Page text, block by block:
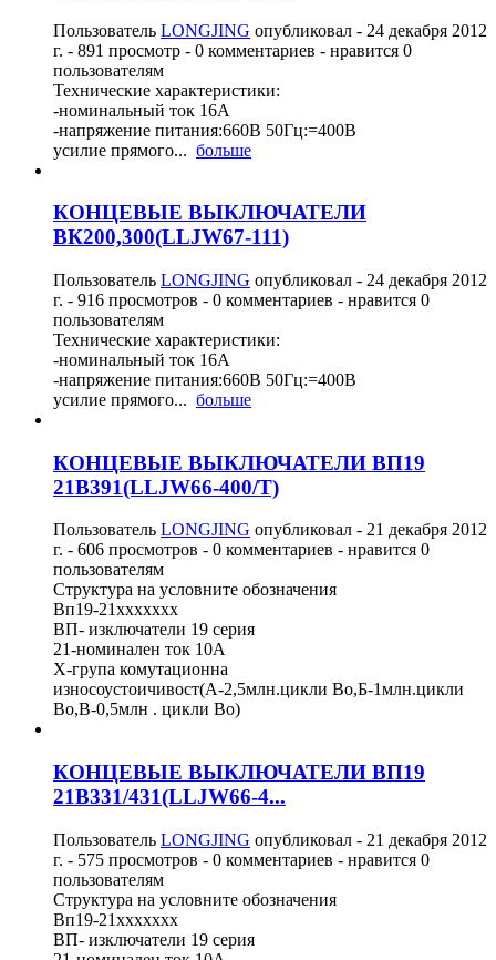
Пользователь LONGJING опубликовал - 24 декабря 2012
г. - 891 просмотр - 0 комментариев - нравится 0
пользователям
Технические характеристики:
-номинальный ток 16А
-напряжение питания:660В 50Гц:=400В
усилие прямого... больше
КОНЦЕВЫЕ ВЫКЛЮЧАТЕЛИ
ВК200,300(LLJW67-111)
Пользователь LONGJING опубликовал - 24 декабря 2012
г. - 916 просмотров - 0 комментариев - нравится 0
пользователям
Технические характеристики:
-номинальный ток 16А
-напряжение питания:660В 50Гц:=400В
усилие прямого... больше
КОНЦЕВЫЕ ВЫКЛЮЧАТЕЛИ ВП19
21B391(LLJW66-400/T)
Пользователь LONGJING опубликовал - 21 декабря 2012
г. - 606 просмотров - 0 комментариев - нравится 0
пользователям
Структура на условните обозначения
Вп19-21ххххххх
ВП- изключатели 19 серия
21-номинален ток 10А
Х-група комутационна
износоустоичивост(А-2,5млн.цикли Во,Б-1млн.цикли
Во,В-0,5млн . цикли Во)
КОНЦЕВЫЕ ВЫКЛЮЧАТЕЛИ ВП19
21B331/431(LLJW66-4...
Пользователь LONGJING опубликовал - 21 декабря 2012
г. - 575 просмотров - 0 комментариев - нравится 0
пользователям
Структура на условните обозначения
Вп19-21ххххххх
ВП- изключатели 19 серия